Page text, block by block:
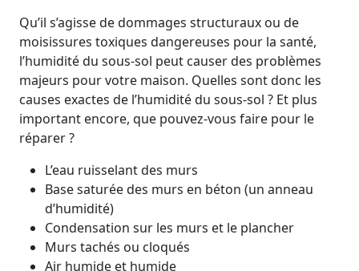
Qu’il s’agisse de dommages structuraux ou de
moisissures toxiques dangereuses pour la santé,
l’humidité du sous-sol peut causer des problèmes
majeurs pour votre maison. Quelles sont donc les
causes exactes de l’humidité du sous-sol ? Et plus
important encore, que pouvez-vous faire pour le
réparer ?
L’eau ruisselant des murs
Base saturée des murs en béton (un anneau
d’humidité)
Condensation sur les murs et le plancher
Murs tachés ou cloqués
Air humide et humide